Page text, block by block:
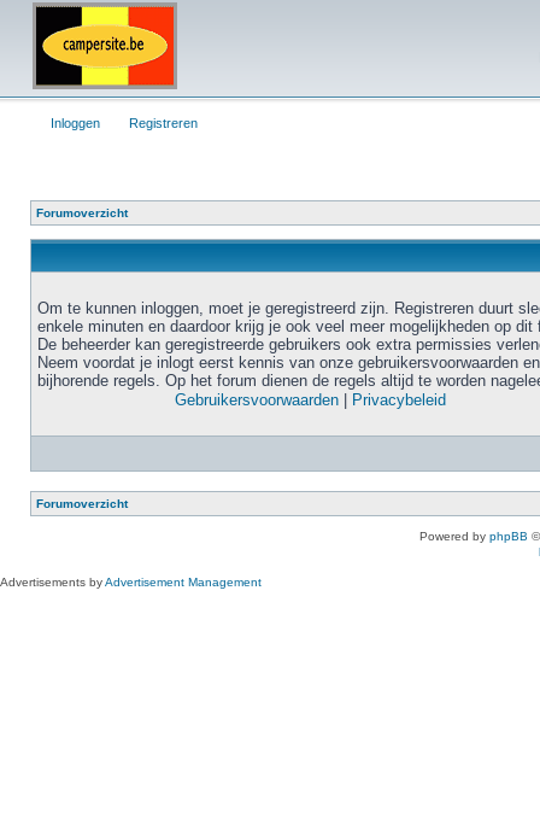
Inloggen Registreren
Forumoverzicht
Om te kunnen inloggen, moet je geregistreerd zijn. Registreren duurt
enkele minuten en daardoor krijg je ook veel meer mogelijkheden op dit
De beheerder kan geregistreerde gebruikers ook extra permissies
Neem voordat je inlogt eerst kennis van onze gebruikersvoorwaarden en
bijhorende regels. Op het forum dienen de regels altijd te worden
Gebruikersvoorwaarden
Privacybeleid
Forumoverzicht
Powered by phpBB
Advertisements byAdvertisement Management